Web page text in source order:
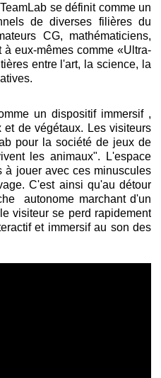
se définit comme un
de diverses filières du
CG, mathématiciens,
eux-mêmes comme «Ultra-
entre l'art, la science, la
un dispositif immersif ,
de végétaux. Les visiteurs
pour la société de jeux de
les animaux". L'espace
à jouer avec ces minuscules
C'est ainsi qu'au détour
autonome marchant d'un
visiteur se perd rapidement
et immersif au son des